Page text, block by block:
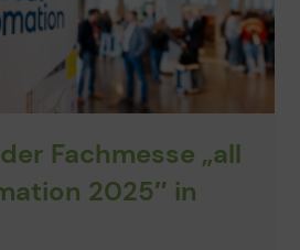
Fachmesse „all
2025″ in